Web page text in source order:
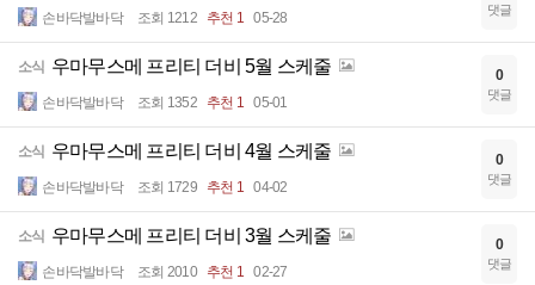
손바닥발바닥 조회 1212 추천 1 05-28 댓글
소식 우마무스메 프리티 더비 5월 스케줄
손바닥발바닥 조회 1352 추천 1 05-01
0
댓글
소식 우마무스메 프리티 더비 4월 스케줄
손바닥발바닥 조회 1729 추천 1 04-02
0
댓글
소식 우마무스메 프리티 더비 3월 스케줄
손바닥발바닥 조회 2010 추천 1 02-27
0
댓글